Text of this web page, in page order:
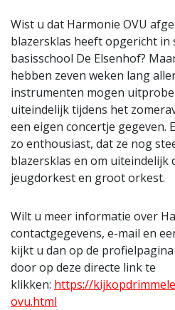
Wist u dat Harmonie OVU
blazersklas heeft opgericht in
basisschool De Elsenhof?
hebben zeven weken lang
instrumenten mogen
uiteindelijk tijdens het
een eigen concertje gegeven.
zo enthousiast, dat ze nog
blazersklas en om
jeugdorkest en groot orkest.
Wilt u meer informatie over
contactgegevens, e-mail en
kijkt u dan op de
door op deze directe link te
klikken: https://
ovu.html